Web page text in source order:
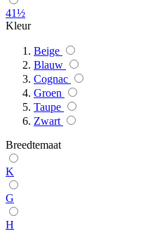
41½
Kleur
Beige
Blauw
Cognac
Groen
Taupe
Zwart
Breedtemaat
K
G
H